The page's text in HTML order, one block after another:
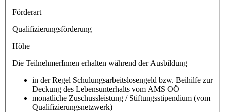
Förderart
Qualifizierungsförderung
Höhe
Die TeilnehmerInnen erhalten während der Ausbildung
in der Regel Schulungsarbeitslosengeld bzw. Beihilfe zur
Deckung des Lebensunterhalts vom AMS OÖ
monatliche Zuschussleistung / Stiftungsstipendium (vom
Qualifizierungsnetzwerk)